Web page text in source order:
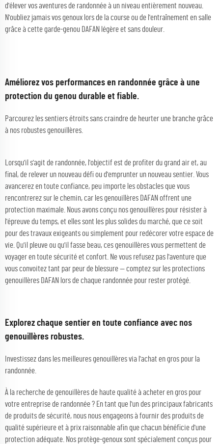
d'élever vos aventures de randonnée à un niveau entièrement nouveau.
N'oubliez jamais vos genoux lors de la course ou de l'entraînement en salle
grâce à cette garde-genou DAFAN légère et sans douleur.
Améliorez vos performances en randonnée grâce à une
protection du genou durable et fiable.
Parcourez les sentiers étroits sans craindre de heurter une branche grâce
à nos robustes genouillères.
Lorsqu'il s'agit de randonnée, l'objectif est de profiter du grand air et, au
final, de relever un nouveau défi ou d'emprunter un nouveau sentier. Vous
avancerez en toute confiance, peu importe les obstacles que vous
rencontrerez sur le chemin, car les genouillères DAFAN offrent une
protection maximale. Nous avons conçu nos genouillères pour résister à
l'épreuve du temps, et elles sont les plus solides du marché, que ce soit
pour des travaux exigeants ou simplement pour redécorer votre espace de
vie. Qu'il pleuve ou qu'il fasse beau, ces genouillères vous permettent de
voyager en toute sécurité et confort. Ne vous refusez pas l'aventure que
vous convoitez tant par peur de blessure — comptez sur les protections
genouillères DAFAN lors de chaque randonnée pour rester protégé.
Explorez chaque sentier en toute confiance avec nos
genouillères robustes.
Investissez dans les meilleures genouillères via l'achat en gros pour la
randonnée.
À la recherche de genouillères de haute qualité à acheter en gros pour
votre entreprise de randonnée ? En tant que l'un des principaux fabricants
de produits de sécurité, nous nous engageons à fournir des produits de
qualité supérieure et à prix raisonnable afin que chacun bénéficie d'une
protection adéquate. Nos protège-genoux sont spécialement conçus pour